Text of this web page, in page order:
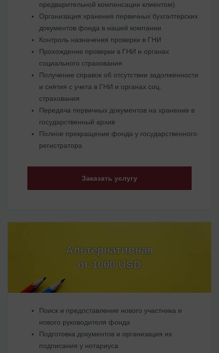
предварительной компенсации клиентом)
Организация хранения первичных бухгалтерских
документов фонда в нашей компании
Контроль назначения проверки в ГНИ
Прохождение проверки в ГНИ и органах
социального страхования
Получение справок об отсутствии задолженности
и снятия с учета в ГНИ и органах соц.
страхования
Передача первичных документов на хранение в
государственный архив
Полное прекращение фонда у государственного
регистратора
Заказать услугу
Альтернативная
от 1000 USD
Поиск и предоставление нового участника и
нового руководителя фонда
Подготовка документов и организация их
подписания у нотариуса